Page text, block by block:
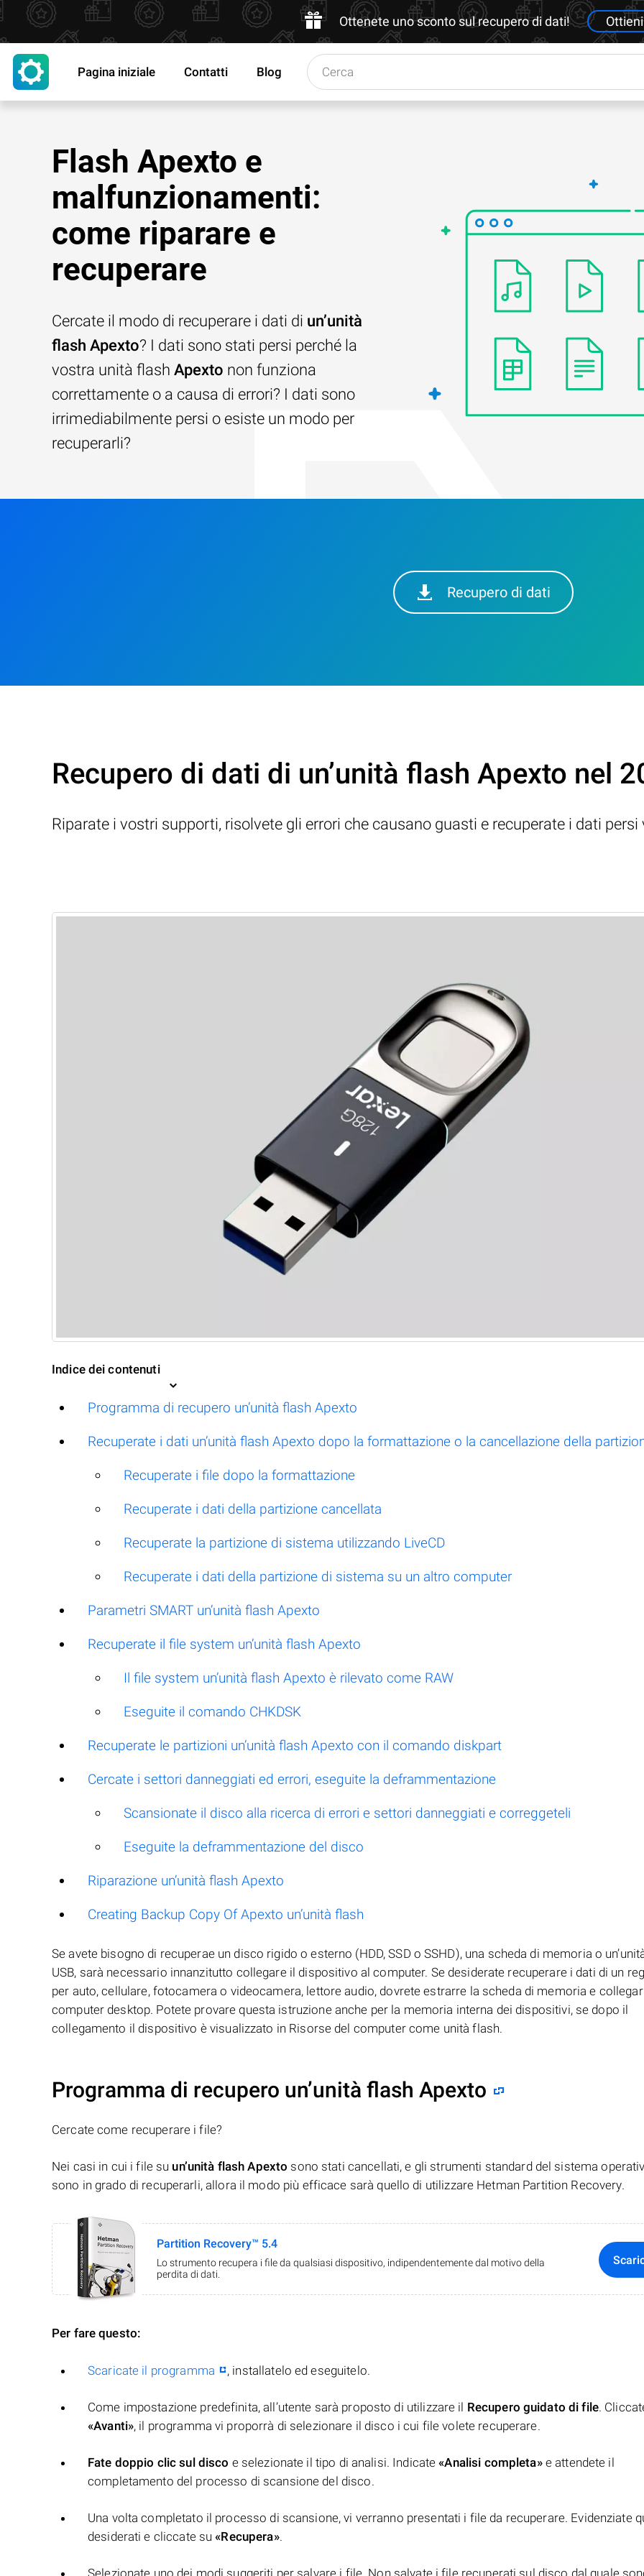
Ottenete uno sconto sul recupero di dati! Ottieni
Pagina iniziale Contatti Blog
Flash Apexto e
malfunzionamenti:
come riparare e
recuperare
Cercate il modo di recuperare i dati di un’unità
flash Apexto? I dati sono stati persi perché la
vostra unità flash Apexto non funziona
correttamente o a causa di errori? I dati sono
irrimediabilmente persi o esiste un modo per
recuperarli?
Recupero di dati
Recupero di dati di un’unità flash Apexto nel
Riparate i vostri supporti, risolvete gli errori che causano guasti e recuperate i dati persi
Indice dei contenuti
Programma di recupero un’unità flash Apexto
Recuperate i dati un’unità flash Apexto dopo la formattazione o la cancellazione della
Recuperate i file dopo la formattazione
Recuperate i dati della partizione cancellata
Recuperate la partizione di sistema utilizzando LiveCD
Recuperate i dati della partizione di sistema su un altro computer
Parametri SMART un’unità flash Apexto
Recuperate il file system un’unità flash Apexto
Il file system un’unità flash Apexto è rilevato come RAW
Eseguite il comando CHKDSK
Recuperate le partizioni un’unità flash Apexto con il comando diskpart
Cercate i settori danneggiati ed errori, eseguite la deframmentazione
Scansionate il disco alla ricerca di errori e settori danneggiati e correggeteli
Eseguite la deframmentazione del disco
Riparazione un’unità flash Apexto
Creating Backup Copy Of Apexto un’unità flash
Se avete bisogno di recuperae un disco rigido o esterno (HDD, SSD o SSHD), una scheda di memoria o
USB, sarà necessario innanzitutto collegare il dispositivo al computer. Se desiderate recuperare i dati di un
per auto, cellulare, fotocamera o videocamera, lettore audio, dovrete estrarre la scheda di memoria e
computer desktop. Potete provare questa istruzione anche per la memoria interna dei dispositivi, se dopo il
collegamento il dispositivo è visualizzato in Risorse del computer come unità flash.
Programma di recupero un’unità flash Apexto
Cercate come recuperare i file?
Nei casi in cui i file su un’unità flash Apexto sono stati cancellati, e gli strumenti standard del sistema
sono in grado di recuperarli, allora il modo più efficace sarà quello di utilizzare Hetman Partition Recovery.
Partition Recovery™ 5.4
Lo strumento recupera i file da qualsiasi dispositivo, indipendentemente dal motivo della
perdita di dati.
Per fare questo:
Scaricate il programma , installatelo ed eseguitelo.
Come impostazione predefinita, all’utente sarà proposto di utilizzare il Recupero guidato di file.
«Avanti», il programma vi proporrà di selezionare il disco i cui file volete recuperare.
Fate doppio clic sul disco e selezionate il tipo di analisi. Indicate«Analisi completa»e attendete il
completamento del processo di scansione del disco.
Una volta completato il processo di scansione, vi verranno presentati i file da recuperare. Evidenziate
desiderati e cliccate su«Recupera».
Selezionate uno dei modi suggeriti per salvare i file. Non salvate i file recuperati sul disco dal quale